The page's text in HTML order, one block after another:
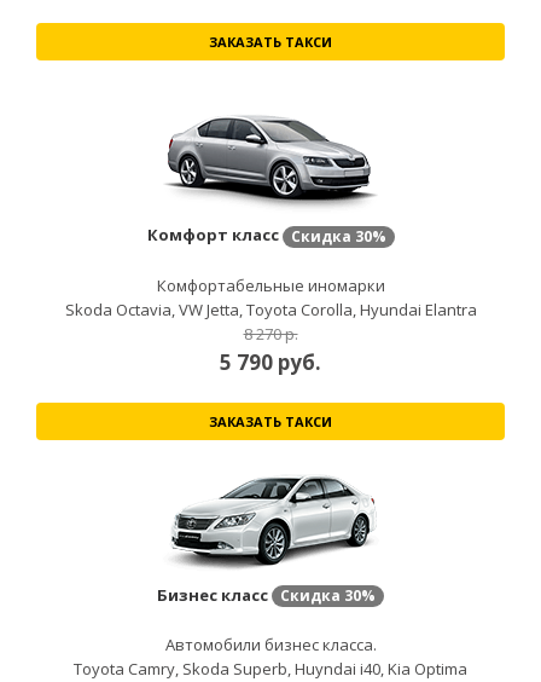
ЗАКАЗАТЬ ТАКСИ
Комфорт класс Скидка 30%
Комфортабельные иномарки
Skoda Octavia, VW Jetta, Toyota Corolla, Hyundai Elantra
8 270 р.
5 790 руб.
ЗАКАЗАТЬ ТАКСИ
Бизнес класс Скидка 30%
Автомобили бизнес класса.
Toyota Camry, Skoda Superb, Huyndai i40, Kia Optima